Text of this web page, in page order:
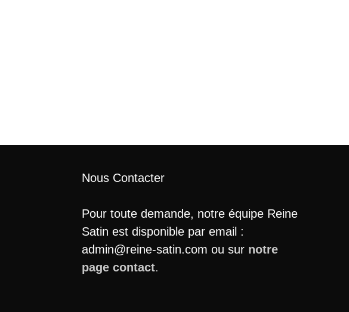
Nous Contacter
Pour toute demande, notre équipe Reine
Satin est disponible par email :
admin@reine-satin.com ou sur notre
page contact.